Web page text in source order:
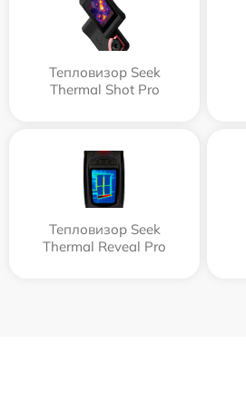
Тепловизор Seek
Thermal Shot Pro
Тепловизор Seek
Thermal Reveal Pro